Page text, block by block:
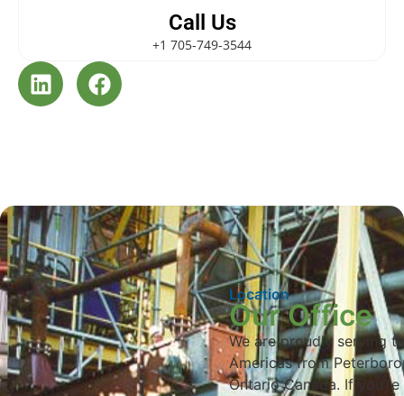
Call Us
+1 705-749-3544
Location
Our Office
We are proudly serving
Americas from
Ontario Canada. If